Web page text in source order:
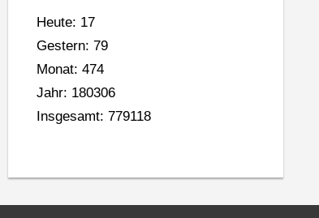
Heute: 17
Gestern: 79
Monat: 474
Jahr: 180306
Insgesamt: 779118